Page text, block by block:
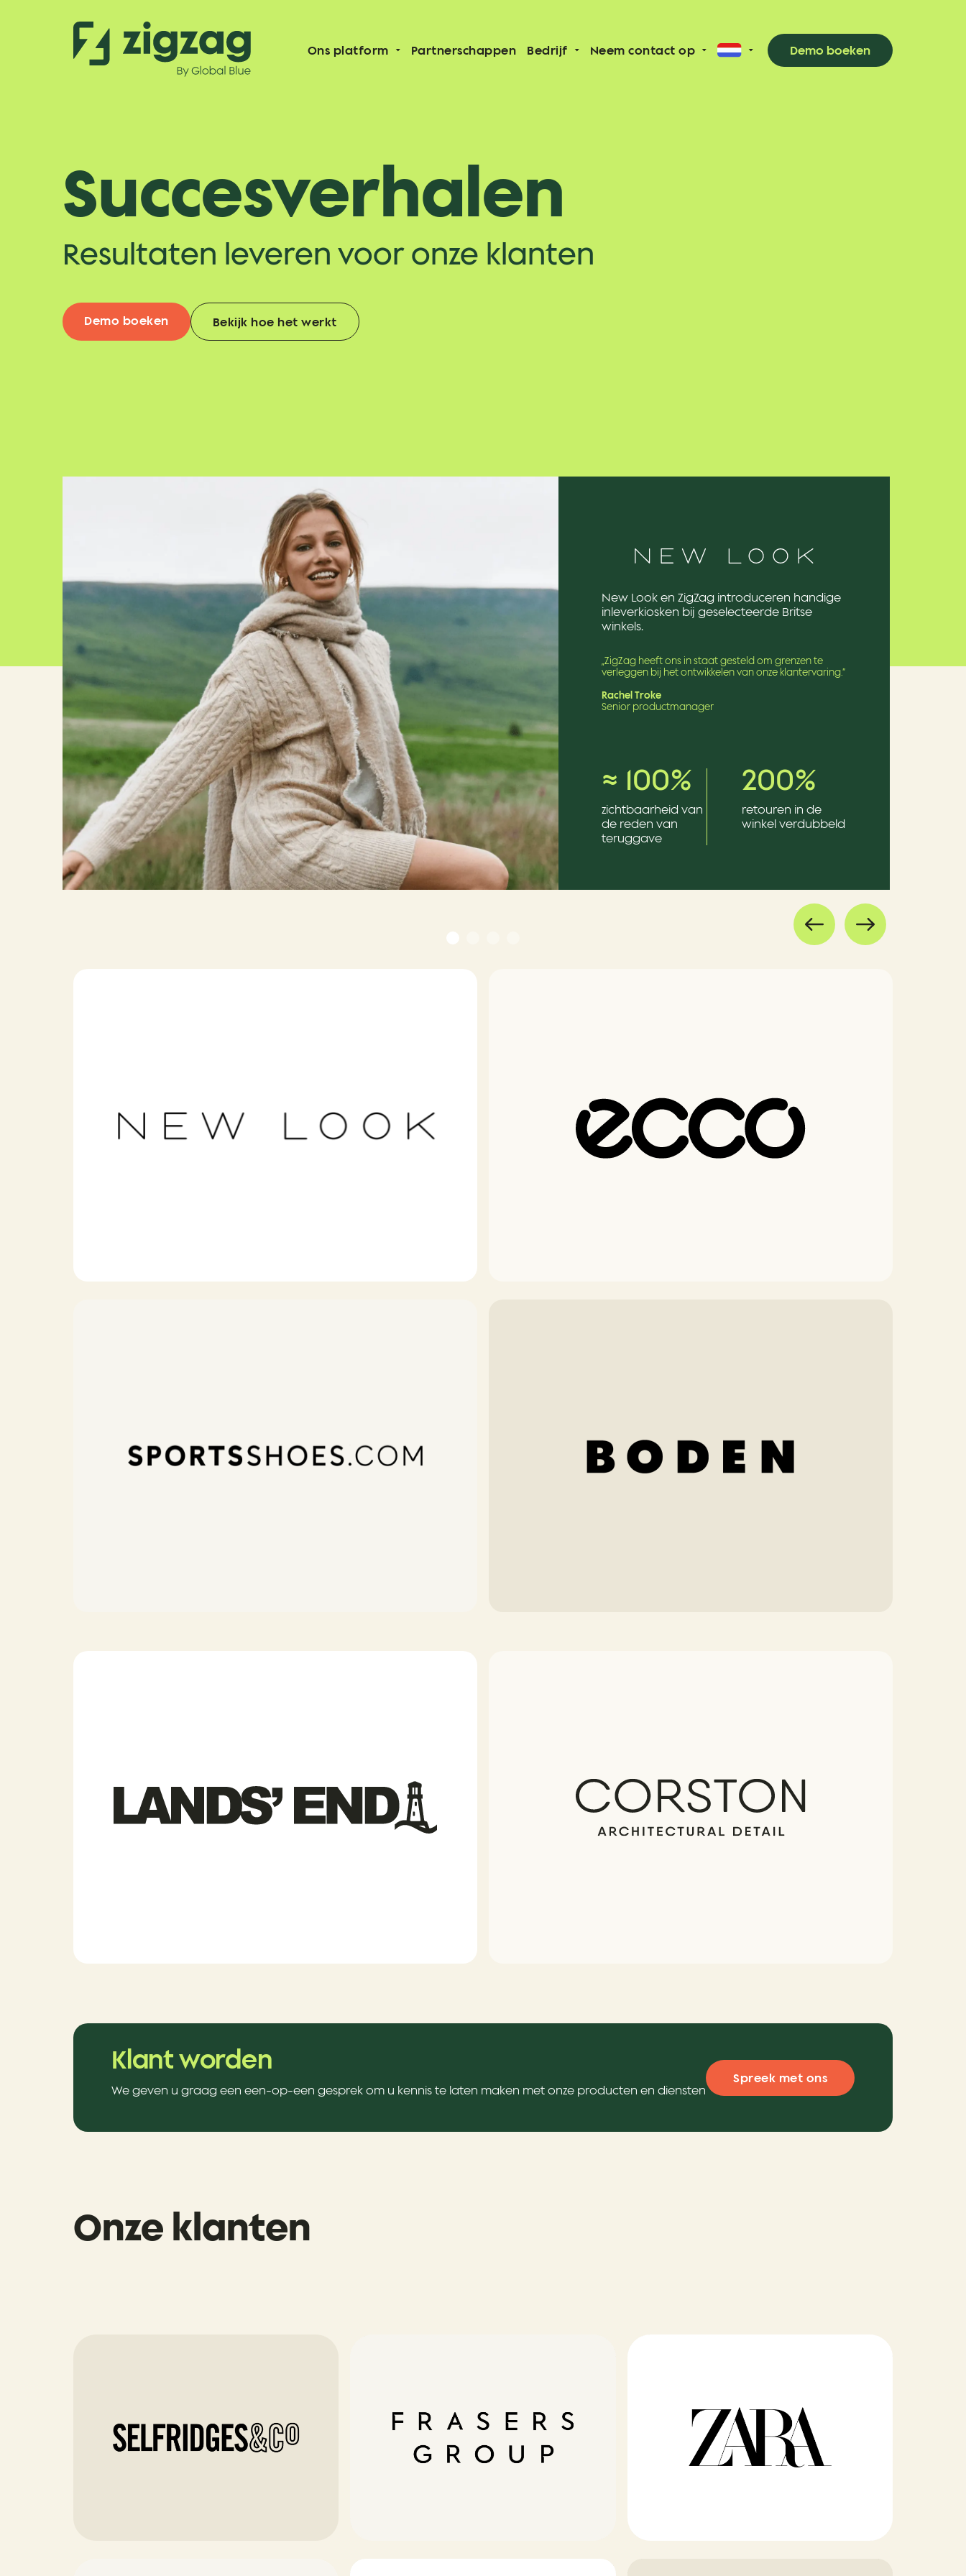
Ons platform Partnerschappen Bedrijf Neem contact op Demo boeken
New Look en ZigZag introduceren handige
inleverkiosken bij geselecteerde Britse
winkels.
„ZigZag heeft ons in staat gesteld om grenzen te
verleggen bij het ontwikkelen van onze klantervaring.”
Rachel Troke
Senior productmanager
≈ 100%
zichtbaarheid van
de reden van
teruggave
200%
retouren in de
winkel verdubbeld
Succesverhalen
Resultaten leveren voor onze klanten
Demo boeken Bekijk hoe het werkt
Klant worden
We geven u graag een een-op-een gesprek om u kennis te laten maken met onze producten en diensten
Spreek met ons
Onze klanten